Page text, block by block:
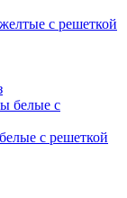
с решеткой
с решеткой